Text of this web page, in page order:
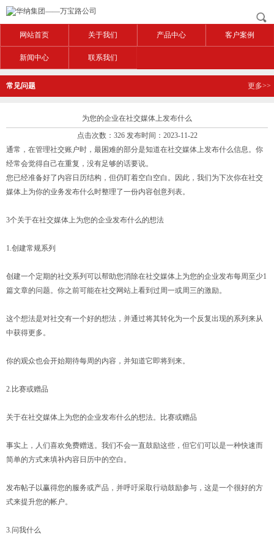
网站首页 关于我们 产品中心 客户案例
新闻中心 联系我们
常见问题 更多>>
为您的企业在社交媒体上发布什么
点击次数：326 发布时间：2023-11-22
通常，在管理社交账户时，最困难的部分是知道在社交媒体上发布什么信息。你
经常会觉得自己在重复，没有足够的话要说。
您已经准备好了内容日历结构，但仍盯着空白空白。因此，我们为下次你在社交
媒体上为你的业务发布什么时整理了一份内容创意列表。
3个关于在社交媒体上为您的企业发布什么的想法
1.创建常规系列
创建一个定期的社交系列可以帮助您消除在社交媒体上为您的企业发布每周至少1
篇文章的问题。你之前可能在社交网站上看到过周一或周三的激励。
这个想法是对社交有一个好的想法，并通过将其转化为一个反复出现的系列来从
中获得更多。
你的观众也会开始期待每周的内容，并知道它即将到来。
2.比赛或赠品
关于在社交媒体上为您的企业发布什么的想法。比赛或赠品
事实上，人们喜欢免费赠送。我们不会一直鼓励这些，但它们可以是一种快速而
简单的方式来填补内容日历中的空白。
发布帖子以赢得您的服务或产品，并呼吁采取行动鼓励参与，这是一个很好的方
式来提升您的帐户。
3.问我什么